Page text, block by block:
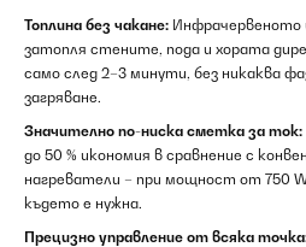
Топлина без чакане: Инфрачервеното
затопля стените, пода и хората
само след 2–3 минути, без никаква
загряване.
Значително по-ниска сметка за ток:
до 50 % икономия в сравнение с
нагреватели – при мощност от 750
където е нужна.
Прецизно управление от всяка